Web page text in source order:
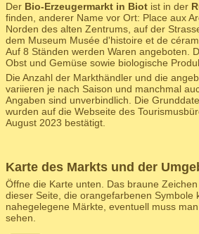
Der Bio-Erzeugermarkt in Biot ist in der
finden, anderer Name vor Ort: Place aux
Norden des alten Zentrums, auf der
dem Museum Musée d'histoire et de
Auf 8 Ständen werden Waren angeboten.
Obst und Gemüse sowie biologische
Die Anzahl der Markthändler und die
variieren je nach Saison und manchmal
Angaben sind unverbindlich. Die
wurden auf die Webseite des
August 2023 bestätigt.
Karte des Markts und der
Öffne die Karte unten. Das braune
dieser Seite, die orangefarbenen Symbole
nahegelegene Märkte, eventuell muss
sehen.